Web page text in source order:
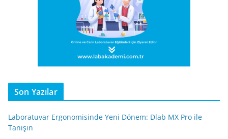
Son Yazılar
Laboratuvar Ergonomisinde Yeni Dönem: Dlab MX Pro ile
Tanışın